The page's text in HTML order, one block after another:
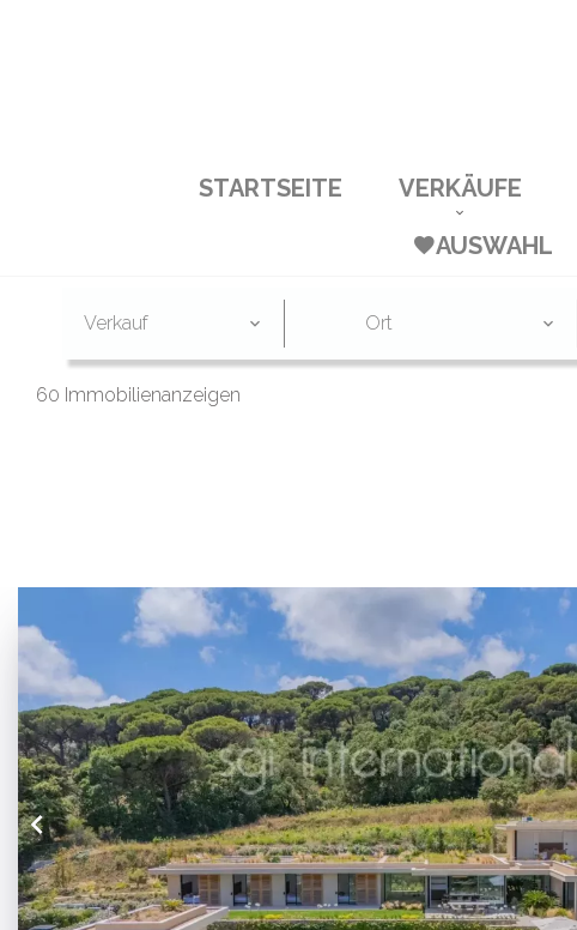
STARTSEITE VERKÄUFE
AUSWAHL
Verkauf Ort
60 Immobilienanzeigen